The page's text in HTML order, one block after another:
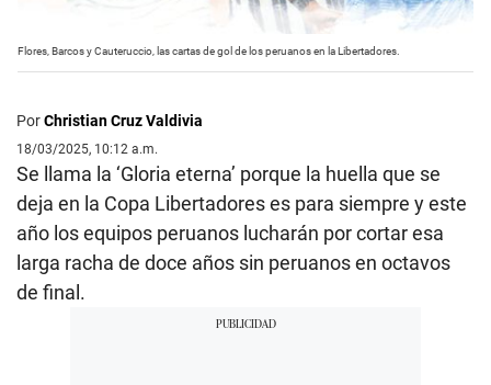
Flores, Barcos y Cauteruccio, las cartas de gol de los peruanos en la Libertadores.
PorChristian Cruz Valdivia
18/03/2025, 10:12 a.m.
Se llama la ‘Gloria eterna’ porque la huella que se
deja en la Copa Libertadores es para siempre y este
año los equipos peruanos lucharán por cortar esa
larga racha de doce años sin peruanos en octavos
de final.